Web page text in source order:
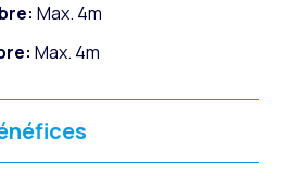
Max. 4m
Max. 4m